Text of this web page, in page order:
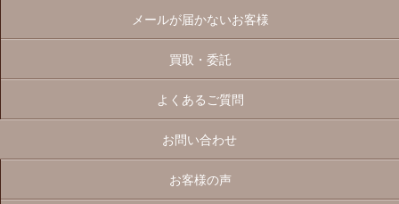
メールが届かないお客様
買取・委託
よくあるご質問
お問い合わせ
お客様の声